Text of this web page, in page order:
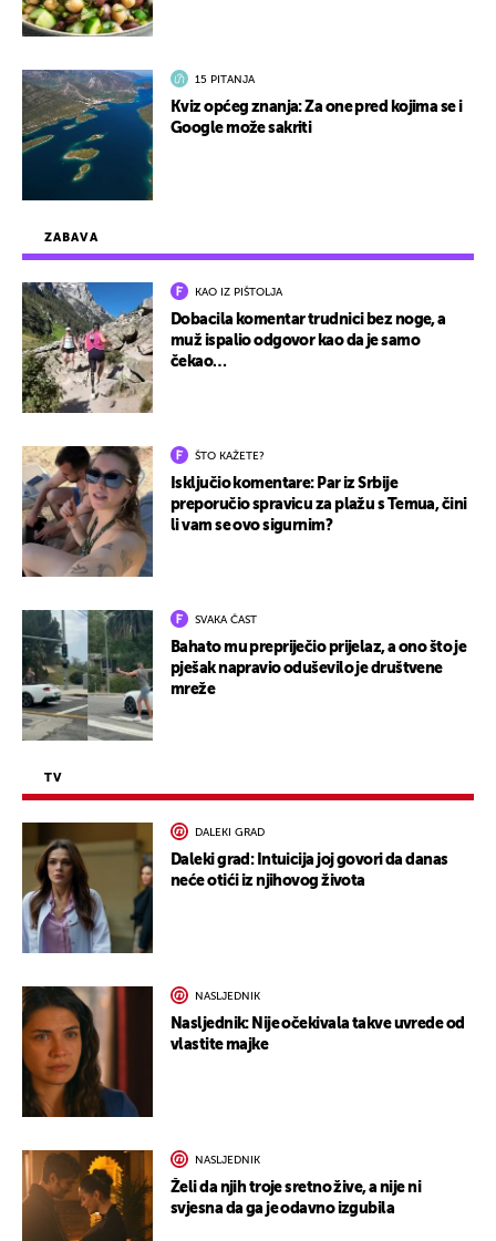
ZABAVA
KAO IZ PIŠTOLJA
Dobacila komentar trudnici bez noge, a
muž ispalio odgovor kao da je samo
čekao…
ŠTO KAŽETE?
Isključio komentare: Par iz Srbije
preporučio spravicu za plažu s Temua, čini
li vam se ovo sigurnim?
SVAKA ČAST
Bahato mu prepriječio prijelaz, a ono što je
pješak napravio oduševilo je društvene
mreže
TV
DALEKI GRAD
Daleki grad: Intuicija joj govori da danas
neće otići iz njihovog života
NASLJEDNIK
Nasljednik: Nije očekivala takve uvrede od
vlastite majke
NASLJEDNIK
Želi da njih troje sretno žive, a nije ni
svjesna da ga je odavno izgubila
15 PITANJA
Kviz općeg znanja: Za one pred kojima se i
Google može sakriti